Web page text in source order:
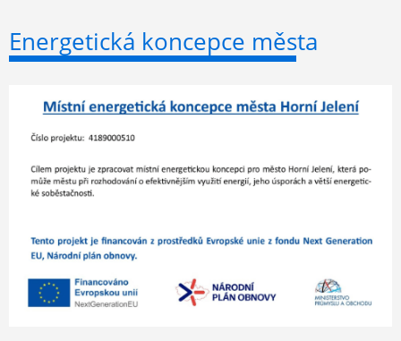
Energetická koncepce města